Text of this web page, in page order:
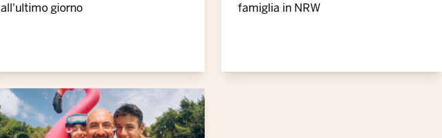
all'ultimo giorno
famiglia in NRW